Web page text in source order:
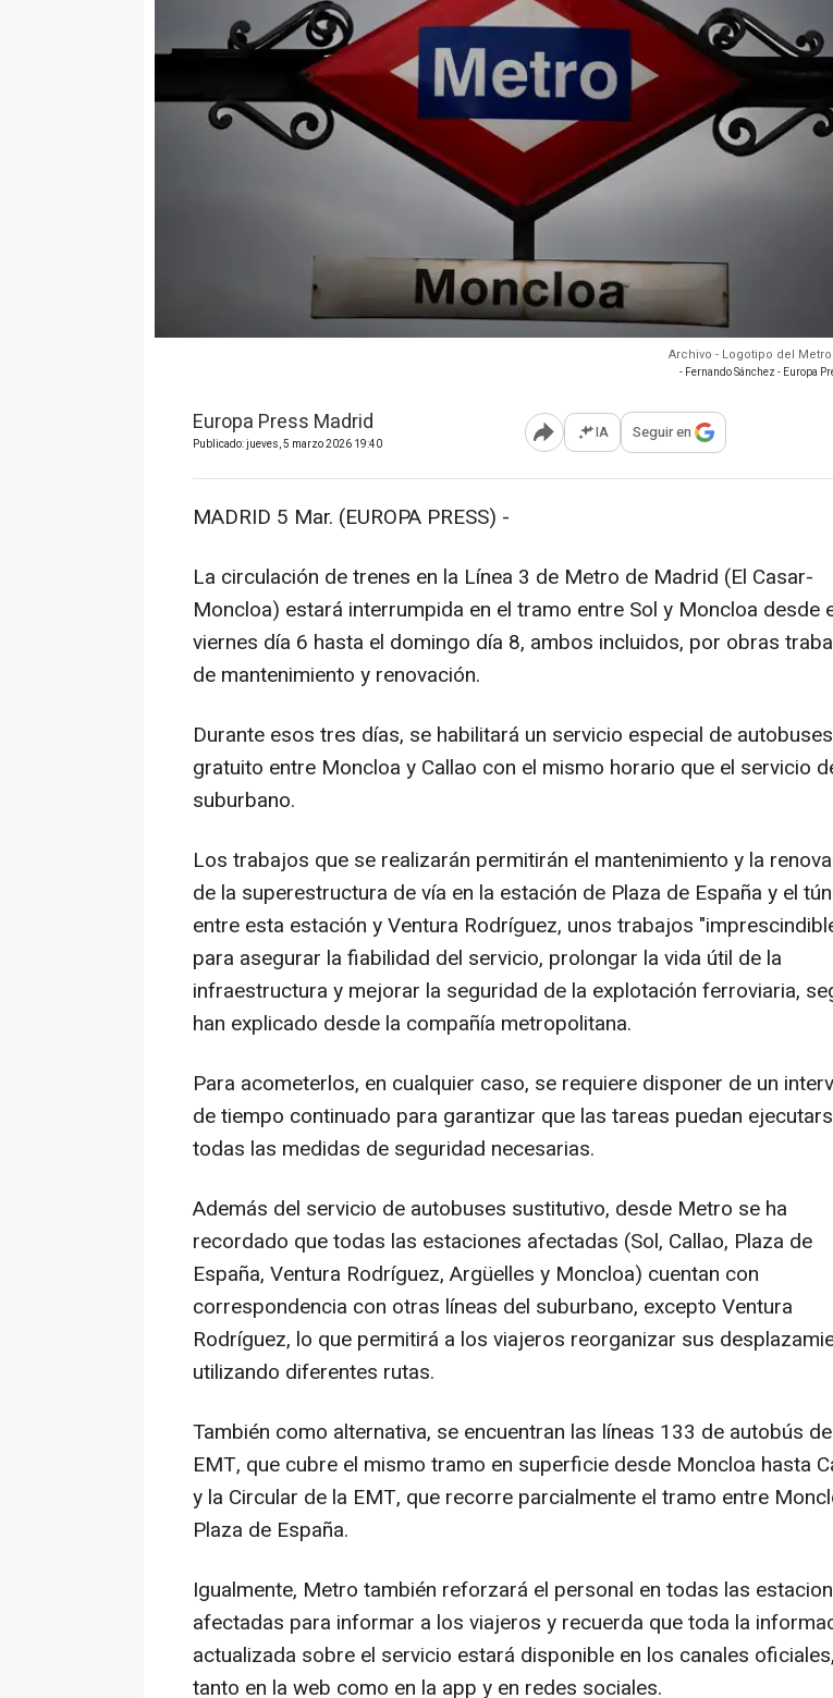
Archivo - Logotipo del
- Fernando Sánchez - Europa
Europa Press Madrid
Publicado: jueves, 5 marzo 2026 19:40 Abrir opciones para compartir
IA Seguir en
MADRID 5 Mar. (EUROPA PRESS) -
La circulación de trenes en la Línea 3 de Metro de Madrid (El Casar-
Moncloa) estará interrumpida en el tramo entre Sol y Moncloa desde
viernes día 6 hasta el domingo día 8, ambos incluidos, por obras
de mantenimiento y renovación.
Durante esos tres días, se habilitará un servicio especial de autobuses
gratuito entre Moncloa y Callao con el mismo horario que el servicio
suburbano.
Los trabajos que se realizarán permitirán el mantenimiento y la
de la superestructura de vía en la estación de Plaza de España y el
entre esta estación y Ventura Rodríguez, unos trabajos
para asegurar la fiabilidad del servicio, prolongar la vida útil de la
infraestructura y mejorar la seguridad de la explotación ferroviaria,
han explicado desde la compañía metropolitana.
Para acometerlos, en cualquier caso, se requiere disponer de un
de tiempo continuado para garantizar que las tareas puedan
todas las medidas de seguridad necesarias.
Además del servicio de autobuses sustitutivo, desde Metro se ha
recordado que todas las estaciones afectadas (Sol, Callao, Plaza de
España, Ventura Rodríguez, Argüelles y Moncloa) cuentan con
correspondencia con otras líneas del suburbano, excepto Ventura
Rodríguez, lo que permitirá a los viajeros reorganizar sus
utilizando diferentes rutas.
También como alternativa, se encuentran las líneas 133 de autobús
EMT, que cubre el mismo tramo en superficie desde Moncloa hasta
y la Circular de la EMT, que recorre parcialmente el tramo entre
Plaza de España.
Igualmente, Metro también reforzará el personal en todas las
afectadas para informar a los viajeros y recuerda que toda la
actualizada sobre el servicio estará disponible en los canales oficiales,
tanto en la web como en la app y en redes sociales.